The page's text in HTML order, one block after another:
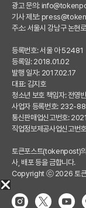
광고 문의:
기사 제보:
주소: 서울시 강남구 논
등록번호: 서울 아 52481
등록일: 2018.01.02
발행 일자: 2017.02.17
대표: 김지호
청소년 보호 책임자: 전영빈
사업자 등록번호: 232-
통신판매업신고번호:
직업정보제공사업신고
토큰포스트(tokenpost)의
사, 배포 등을 금합니다.
Copyright ⓒ 2026 토